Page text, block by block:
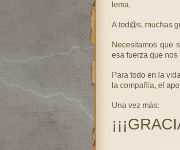
lema.
A tod@s, muchas
Necesitamos que
esa fuerza que nos
Para todo en la
la compañía, el
Una vez más: